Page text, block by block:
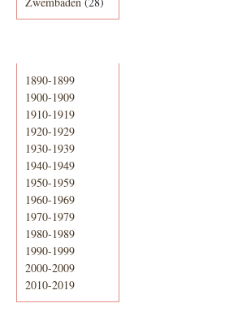
1890-1899
1900-1909
1910-1919
1920-1929
1930-1939
1940-1949
1950-1959
1960-1969
1970-1979
1980-1989
1990-1999
2000-2009
2010-2019